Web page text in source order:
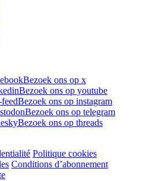
Bezoek ons op x
Bezoek ons op youtube
Bezoek ons op instagram
Bezoek ons op telegram
Bezoek ons op threads
Politique cookies
Conditions d’abonnement